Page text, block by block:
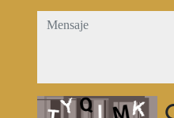
mensaje
Captcha